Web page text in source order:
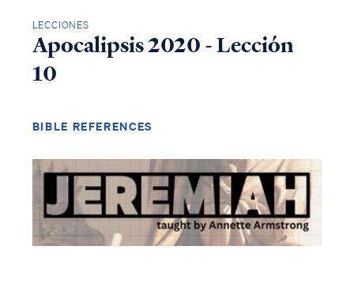
LECCIONES
Apocalipsis 2020 - Lección
10
BIBLE REFERENCES